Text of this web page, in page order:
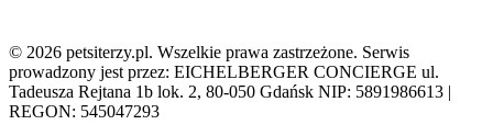
© 2026 petsiterzy.pl. Wszelkie prawa zastrzeżone. Serwis
prowadzony jest przez: EICHELBERGER CONCIERGE ul.
Tadeusza Rejtana 1b lok. 2, 80-050 Gdańsk NIP: 5891986613 |
REGON: 545047293